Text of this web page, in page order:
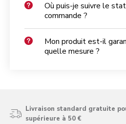
Où puis-je suivre le
commande ?
Mon produit est-il
quelle mesure ?
Livraison standard gratuite
supérieure à 50 €